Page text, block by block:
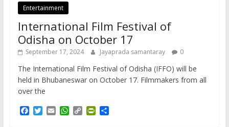
Entertainment
International Film Festival of
Odisha on October 17
September 17, 2024 Jayaprada samantaray 0
The International Film Festival of Odisha (IFFO) will be
held in Bhubaneswar on October 17. Filmmakers from all
over the
F
T
E
W C
P
S